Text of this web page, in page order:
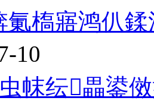
氭槗寤鸿仈
10
帓纭畾鍙